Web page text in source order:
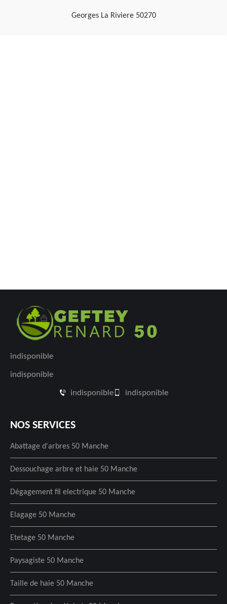
Georges La Riviere 50270
indisponible
indisponible
indisponible indisponible
NOS SERVICES
Abattage d'arbres 50 Manche
Dessouchage arbre et haie 50 Manche
Dégagement fil electrique 50 Manche
Elagage 50 Manche
Etetage 50 Manche
Paysagiste 50 Manche
Taille de haie 50 Manche